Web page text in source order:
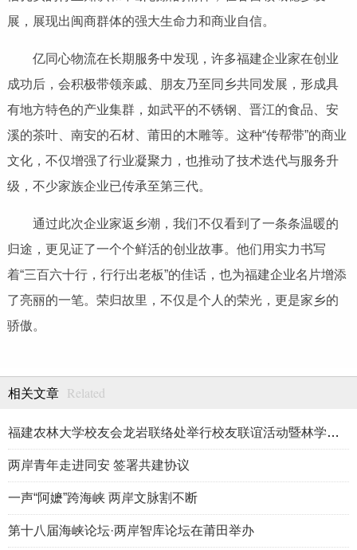
展，展现出闽商群体的强大生命力和商业自信。
亿同心物流在长期服务中发现，许多福建企业家在创业
成功后，会积极带领亲戚、朋友乃至同乡共同发展，形成具
有地方特色的产业集群，如武平的不锈钢、晋江的食品、安
溪的茶叶、南安的石材、莆田的木雕等。这种“传帮带”的商业
文化，不仅增强了行业凝聚力，也推动了技术迭代与服务升
级，不少家族企业已传承至第三代。
通过此次企业家返乡潮，我们不仅看到了一条条温暖的
归途，更见证了一个个鲜活的创业故事。他们用实力书写
着“三百六十行，行行出老板”的佳话，也为福建企业名片增添
了亮丽的一笔。荣归故里，不仅是个人的荣光，更是家乡的
骄傲。
相关文章 Related
福建农林大学校友会龙岩联络处举行校友联谊活动暨林学、生物医药
两岸青年走进同安 签署共建协议
一声“阿嬷”跨海峡 两岸文脉割不断
第十八届海峡论坛·两岸智库论坛在莆田举办